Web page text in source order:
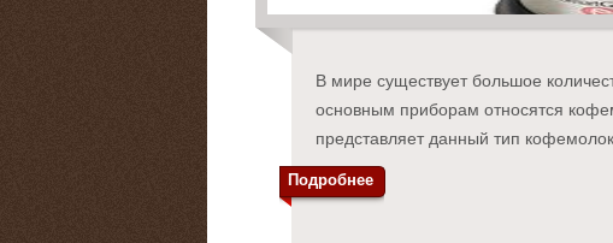
В мире существует большое
основным приборам относятся
представляет данный тип
Подробнее